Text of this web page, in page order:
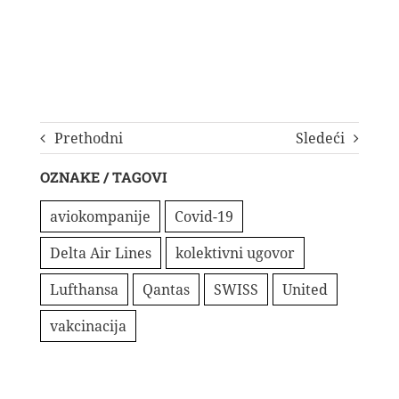
Prethodni Sledeći
OZNAKE / TAGOVI
aviokompanije
Covid-19
Delta Air Lines
kolektivni ugovor
Lufthansa
Qantas SWISS
United
vakcinacija